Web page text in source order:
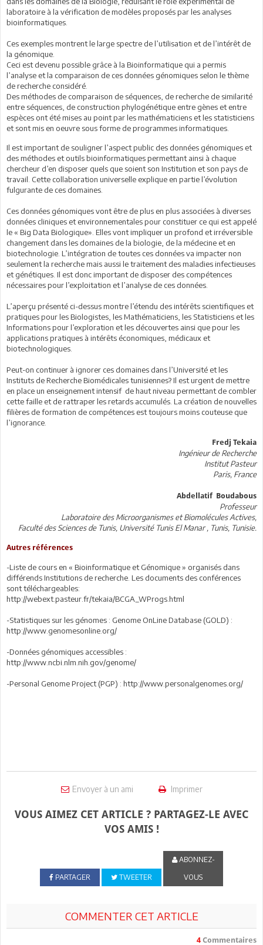
laboratoire à la vérification de modèles proposés par les analyses
bioinformatiques.
Ces exemples montrent le large spectre de l’utilisation et de l’intérêt de
la génomique.
Ceci est devenu possible grâce à la Bioinformatique qui a permis
l’analyse et la comparaison de ces données génomiques selon le thème
de recherche considéré.
Des méthodes de comparaison de séquences, de recherche de similarité
entre séquences, de construction phylogénétique entre gènes et entre
espèces ont été mises au point par les mathématiciens et les statisticiens
et sont mis en oeuvre sous forme de programmes informatiques.
Il est important de souligner l’aspect public des données génomiques et
des méthodes et outils bioinformatiques permettant ainsi à chaque
chercheur d’en disposer quels que soient son Institution et son pays de
travail. Cette collaboration universelle explique en partie l’évolution
fulgurante de ces domaines.
Ces données génomiques vont être de plus en plus associées à diverses
données cliniques et environnementales pour constituer ce qui est appelé
le « Big Data Biologique». Elles vont impliquer un profond et irréversible
changement dans les domaines de la biologie, de la médecine et en
biotechnologie. L’intégration de toutes ces données va impacter non
seulement la recherche mais aussi le traitement des maladies infectieuses
et génétiques. Il est donc important de disposer des compétences
nécessaires pour l’exploitation et l’analyse de ces données.
L’aperçu présenté ci-dessus montre l’étendu des intérêts scientifiques et
pratiques pour les Biologistes, les Mathématiciens, les Statisticiens et les
Informations pour l’exploration et les découvertes ainsi que pour les
applications pratiques à intérêts économiques, médicaux et
biotechnologiques.
Peut-on continuer à ignorer ces domaines dans l’Université et les
Instituts de Recherche Biomédicales tunisiennes? Il est urgent de mettre
en place un enseignement intensif de haut niveau permettant de combler
cette faille et de rattraper les retards accumulés. La création de nouvelles
filières de formation de compétences est toujours moins couteuse que
l’ignorance.
Fredj Tekaia
Ingénieur de Recherche
Institut Pasteur
Paris, France
Abdellatif Boudabous
Professeur
Laboratoire des Microorganismes et Biomolécules Actives,
Faculté des Sciences de Tunis, Université Tunis El Manar , Tunis, Tunisie.
Autres références
-Liste de cours en « Bioinformatique et Génomique » organisés dans
différends Institutions de recherche. Les documents des conférences
sont téléchargeables:
http://webext.pasteur.fr/tekaia/BCGA_WProgs.html
-Statistiques sur les génomes : Genome OnLine Database (GOLD) :
http://www.genomesonline.org/
-Données génomiques accessibles :
http://www.ncbi.nlm.nih.gov/genome/
-Personal Genome Project (PGP) : http://www.personalgenomes.org/
Envoyer à un ami Imprimer
VOUS AIMEZ CET ARTICLE ? PARTAGEZ-LE AVEC
VOS AMIS !
PARTAGER TWEETER
ABONNEZ-
VOUS
COMMENTER CET ARTICLE
4 Commentaires